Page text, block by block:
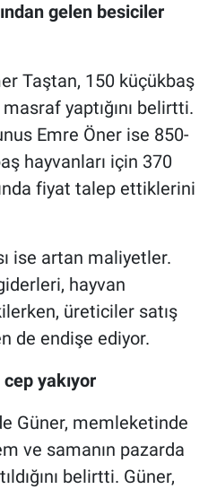
gelen besiciler
Taştan, 150 küçükbaş
yaptığını belirtti.
Emre Öner ise 850-
hayvanları için 370
fiyat talep ettiklerini
ise artan maliyetler.
hayvan
üreticiler satış
de endişe ediyor.
yakıyor
Güner, memleketinde
ve samanın pazarda
belirtti. Güner,